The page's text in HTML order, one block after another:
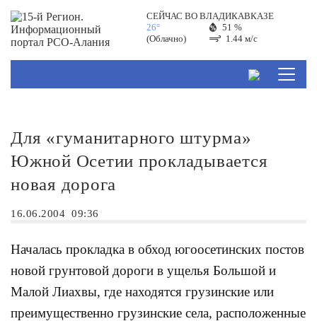
СЕЙЧАС ВОВЛАДИКАВКАЗЕ
26°
(Облачно)
51 %
1.44 м/с
Для «гуманитарного штурма»
Южной Осетии прокладывается
новая дорога
16.06.2004 09:36
Началась прокладка в обход югоосетинских постов
новой грунтовой дороги в ущелья Большой и
Малой Лиахвы, где находятся грузинские или
преимущественно грузинские села, расположенные